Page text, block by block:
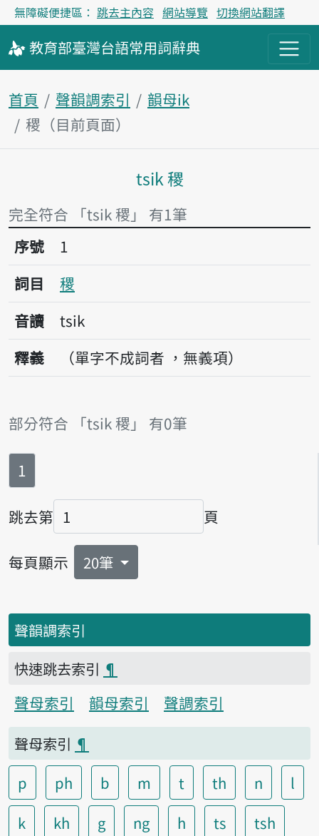
無障礙便捷區： 跳去主內容 網站導覽 切換網站翻譯
教育部臺灣台語常用詞辭典
首頁 聲韻調索引
韻母ik
稷（目前頁面）
主內容區塊
tsik 稷
完全符合 「tsik 稷」 有1筆
序號1稷
序號
1
詞目
稷
音讀
tsik
釋義
（單字不成詞者 ，無義項）
部分符合 「tsik 稷」 有0筆
第
1
跳去第
頁碼
頁
每頁顯示 20筆
聲韻調索引
快速跳去索引 ¶
聲母索引
韻母索引
聲調索引
聲母索引 ¶
p
ph b m t th n
l
k
kh g ng h ts
tsh